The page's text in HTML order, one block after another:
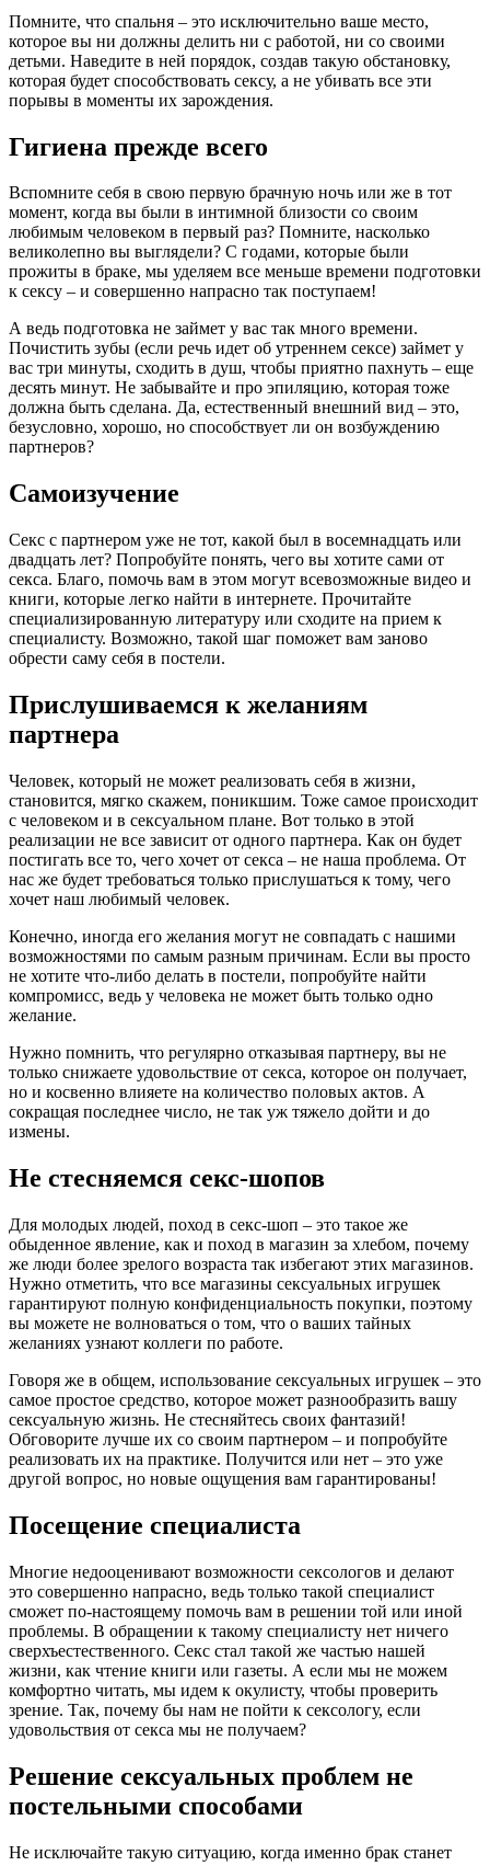
Помните, что спальня – это исключительно ваше место,
которое вы ни должны делить ни с работой, ни со своими
детьми. Наведите в ней порядок, создав такую обстановку,
которая будет способствовать сексу, а не убивать все эти
порывы в моменты их зарождения.
Гигиена прежде всего
Вспомните себя в свою первую брачную ночь или же в тот
момент, когда вы были в интимной близости со своим
любимым человеком в первый раз? Помните, насколько
великолепно вы выглядели? С годами, которые были
прожиты в браке, мы уделяем все меньше времени подготовки
к сексу – и совершенно напрасно так поступаем!
А ведь подготовка не займет у вас так много времени.
Почистить зубы (если речь идет об утреннем сексе) займет у
вас три минуты, сходить в душ, чтобы приятно пахнуть – еще
десять минут. Не забывайте и про эпиляцию, которая тоже
должна быть сделана. Да, естественный внешний вид – это,
безусловно, хорошо, но способствует ли он возбуждению
партнеров?
Самоизучение
Секс с партнером уже не тот, какой был в восемнадцать или
двадцать лет? Попробуйте понять, чего вы хотите сами от
секса. Благо, помочь вам в этом могут всевозможные видео и
книги, которые легко найти в интернете. Прочитайте
специализированную литературу или сходите на прием к
специалисту. Возможно, такой шаг поможет вам заново
обрести саму себя в постели.
Прислушиваемся к желаниям
партнера
Человек, который не может реализовать себя в жизни,
становится, мягко скажем, поникшим. Тоже самое происходит
с человеком и в сексуальном плане. Вот только в этой
реализации не все зависит от одного партнера. Как он будет
постигать все то, чего хочет от секса – не наша проблема. От
нас же будет требоваться только прислушаться к тому, чего
хочет наш любимый человек.
Конечно, иногда его желания могут не совпадать с нашими
возможностями по самым разным причинам. Если вы просто
не хотите что-либо делать в постели, попробуйте найти
компромисс, ведь у человека не может быть только одно
желание.
Нужно помнить, что регулярно отказывая партнеру, вы не
только снижаете удовольствие от секса, которое он получает,
но и косвенно влияете на количество половых актов. А
сокращая последнее число, не так уж тяжело дойти и до
измены.
Не стесняемся секс-шопов
Для молодых людей, поход в секс-шоп – это такое же
обыденное явление, как и поход в магазин за хлебом, почему
же люди более зрелого возраста так избегают этих магазинов.
Нужно отметить, что все магазины сексуальных игрушек
гарантируют полную конфиденциальность покупки, поэтому
вы можете не волноваться о том, что о ваших тайных
желаниях узнают коллеги по работе.
Говоря же в общем, использование сексуальных игрушек – это
самое простое средство, которое может разнообразить вашу
сексуальную жизнь. Не стесняйтесь своих фантазий!
Обговорите лучше их со своим партнером – и попробуйте
реализовать их на практике. Получится или нет – это уже
другой вопрос, но новые ощущения вам гарантированы!
Посещение специалиста
Многие недооценивают возможности сексологов и делают
это совершенно напрасно, ведь только такой специалист
сможет по-настоящему помочь вам в решении той или иной
проблемы. В обращении к такому специалисту нет ничего
сверхъестественного. Секс стал такой же частью нашей
жизни, как чтение книги или газеты. А если мы не можем
комфортно читать, мы идем к окулисту, чтобы проверить
зрение. Так, почему бы нам не пойти к сексологу, если
удовольствия от секса мы не получаем?
Решение сексуальных проблем не
постельными способами
Не исключайте такую ситуацию, когда именно брак станет